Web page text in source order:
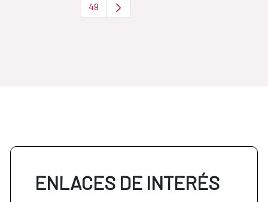
Página
49
ENLACES DE INTERÉS